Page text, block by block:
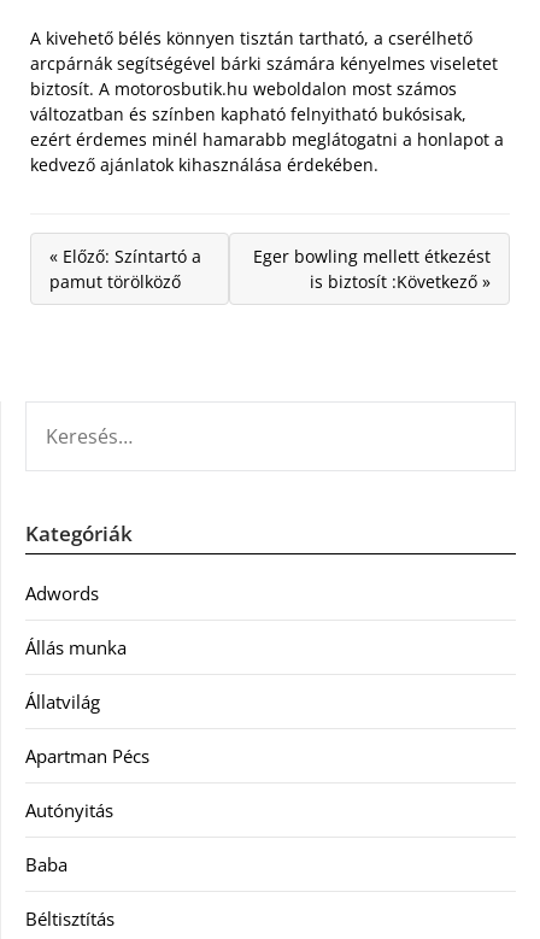
A kivehető bélés könnyen tisztán tartható, a cserélhető
arcpárnák segítségével bárki számára kényelmes viseletet
biztosít. A motorosbutik.hu weboldalon most számos
változatban és színben kapható felnyitható bukósisak,
ezért érdemes minél hamarabb meglátogatni a honlapot a
kedvező ajánlatok kihasználása érdekében.
« Előző: Színtartó a
pamut törölköző
Eger bowling mellett étkezést
is biztosít :Következő »
Kategóriák
Adwords
Állás munka
Állatvilág
Apartman Pécs
Autónyitás
Baba
Béltisztítás